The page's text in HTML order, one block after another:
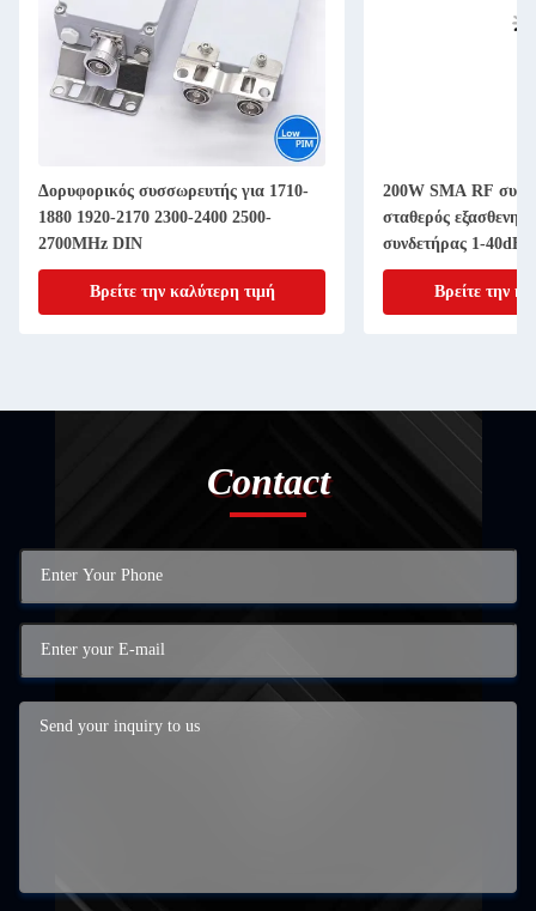
Δορυφορικός συσσωρευτής για 1710-
1880 1920-2170 2300-2400 2500-
2700MHz DIN
Βρείτε την καλύτερη τιμή
200W SMA RF
σταθερός
συνδετήρας 1-40dB
Βρείτε την
Contact